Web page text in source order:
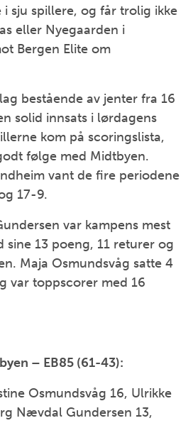
i sju spillere, og får trolig ikke
eller Nyegaarden i
Bergen Elite om
bestående av jenter fra 16
solid innsats i lørdagens
kom på scoringslista,
følge med Midtbyen.
vant de fire periodene
17-9.
var kampens mest
sine 13 poeng, 11 returer og
Maja Osmundsvåg satte 4
var toppscorer med 16
– EB85 (61-43):
Osmundsvåg 16, Ulrikke
Nævdal Gundersen 13,